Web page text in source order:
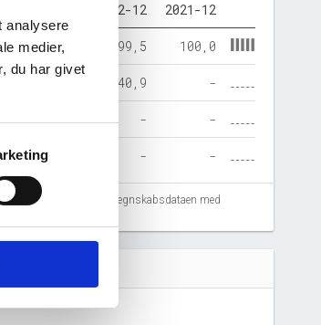
analysere
medier,
du har givet
2022-12 2021-12
98,9 99,5 100,0
9.279,8 21.840,9 -
- - -
- -
at krydstjekke regnskabsdataen med